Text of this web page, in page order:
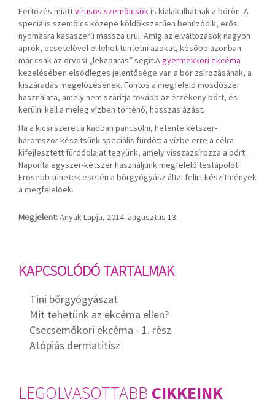
Fertőzés miattvírusos szemölcsökis kialakulhatnak a bőrön. A
speciális szemölcs közepe köldökszerűen behúzódik, erős
nyomásra kásaszerű massza ürül. Amíg az elváltozások nagyon
aprók, ecsetelővel el lehet tüntetni azokat, később azonban
már csak az orvosi „lekaparás” segít.Agyermekkori ekcéma
kezelésében elsődleges jelentősége van a bőr zsírozásának, a
kiszáradás megelőzésének. Fontos a megfelelő mosdószer
használata, amely nem szárítja tovább az érzékeny bőrt, és
kerülni kell a meleg vízben történő, hosszas ázást.
Ha a kicsi szeret a kádban pancsolni, hetente kétszer-
háromszor készítsünk speciális fürdőt: a vízbe erre a célra
kifejlesztett fürdőolajat tegyünk, amely visszazsírozza a bőrt.
Naponta egyszer-kétszer használjunk megfelelő testápolót.
Erősebb tünetek esetén a bőrgyógyász által felírt készítmények
a megfelelőek.
Megjelent:Anyák Lapja, 2014. augusztus 13.
KAPCSOLÓDÓ TARTALMAK
Tini bőrgyógyászat
Mit tehetünk az ekcéma ellen?
Csecsemőkori ekcéma - 1. rész
Atópiás dermatitisz
LEGOLVASOTTABB CIKKEINK